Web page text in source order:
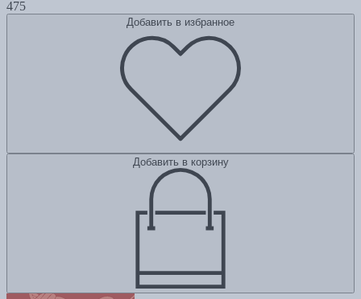
475
Добавить в избранное
Добавить в корзину